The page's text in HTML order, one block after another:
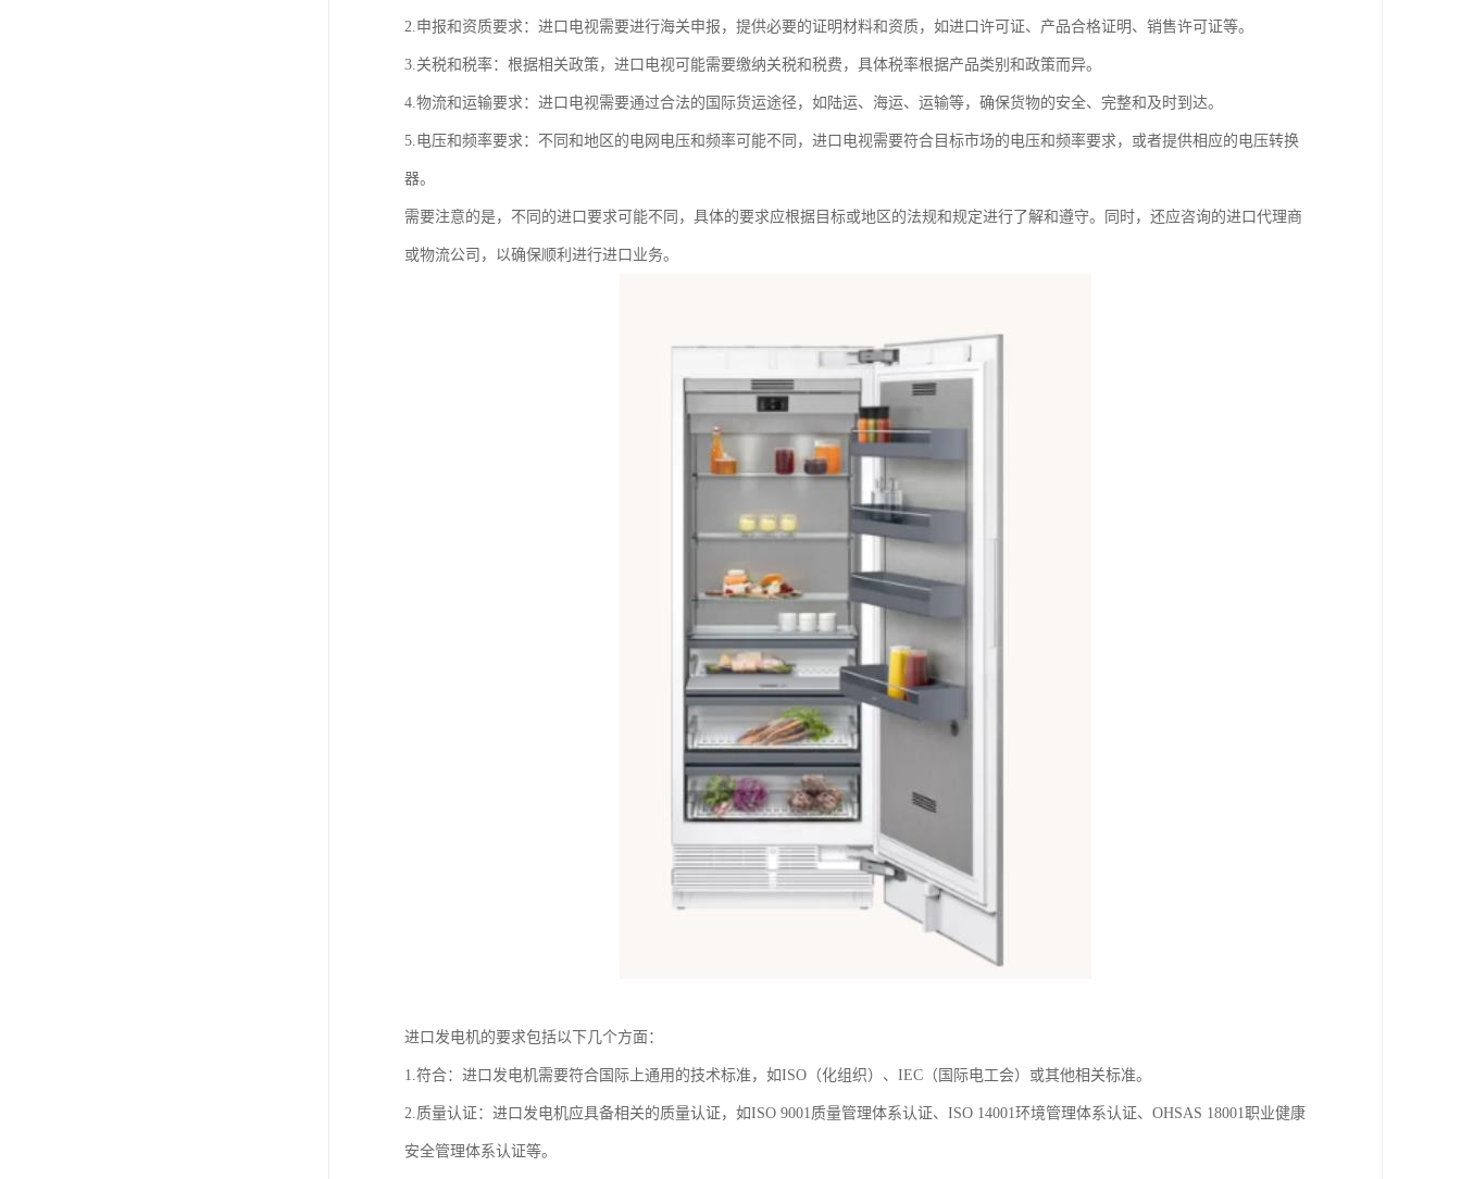
2.申报和资质要求：进口电视需要进行海关申报，提供必要的证明材料和资质，如进口许可证、产品合格证明、销售许可证等。
3.关税和税率：根据相关政策，进口电视可能需要缴纳关税和税费，具体税率根据产品类别和政策而异。
4.物流和运输要求：进口电视需要通过合法的国际货运途径，如陆运、海运、运输等，确保货物的安全、完整和及时到达。
5.电压和频率要求：不同和地区的电网电压和频率可能不同，进口电视需要符合目标市场的电压和频率要求，或者提供相应的电压转换
器。
需要注意的是，不同的进口要求可能不同，具体的要求应根据目标或地区的法规和规定进行了解和遵守。同时，还应咨询的进口代理商
或物流公司，以确保顺利进行进口业务。
进口发电机的要求包括以下几个方面：
1.符合：进口发电机需要符合国际上通用的技术标准，如ISO（化组织）、IEC（国际电工会）或其他相关标准。
2.质量认证：进口发电机应具备相关的质量认证，如ISO 9001质量管理体系认证、ISO 14001环境管理体系认证、OHSAS 18001职业健康
安全管理体系认证等。